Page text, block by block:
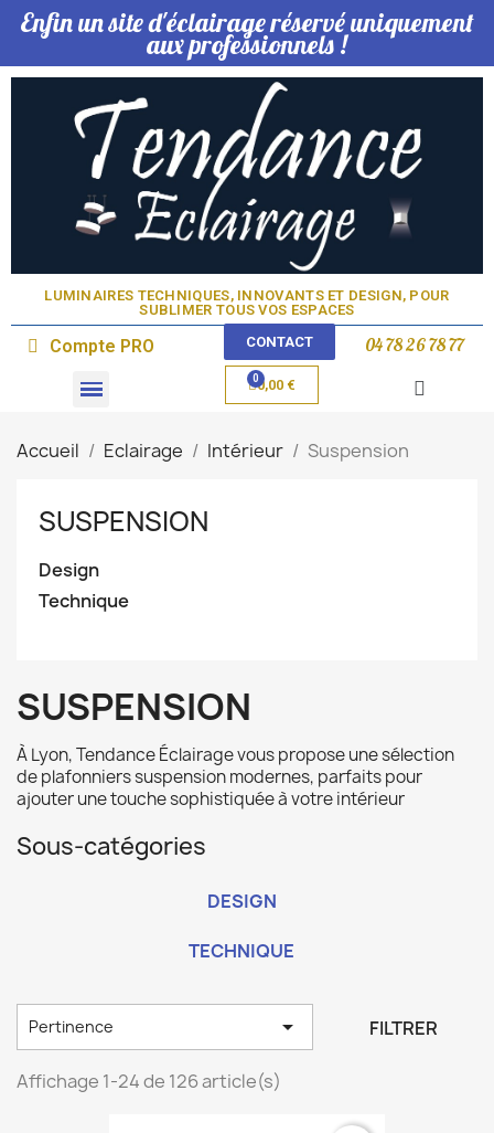
Enfin un site d'éclairage réservé uniquement
aux professionnels !
LUMINAIRES TECHNIQUES, INNOVANTS ET DESIGN, POUR
SUBLIMER TOUS VOS ESPACES​
Compte PRO CONTACT 04 78 26 78 77
0,00 €
Accueil Eclairage Intérieur Suspension
SUSPENSION
Design
Technique
SUSPENSION
À Lyon, Tendance Éclairage vous propose une sélection
de plafonniers suspension modernes, parfaits pour
ajouter une touche sophistiquée à votre intérieur
Sous-catégories
DESIGN
TECHNIQUE
Pertinence  FILTRER
Affichage 1-24 de 126 article(s)